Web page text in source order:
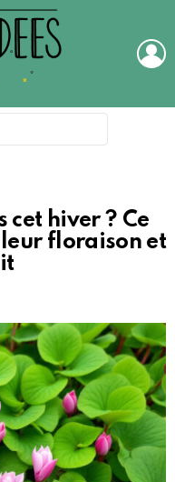
cet hiver ? Ce
floraison et